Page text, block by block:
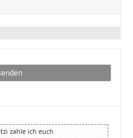
zahle ich euch